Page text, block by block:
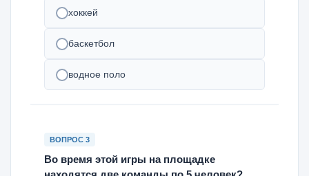
хоккей
баскетбол
водное поло
ВОПРОС 3
Во время этой игры на площадке